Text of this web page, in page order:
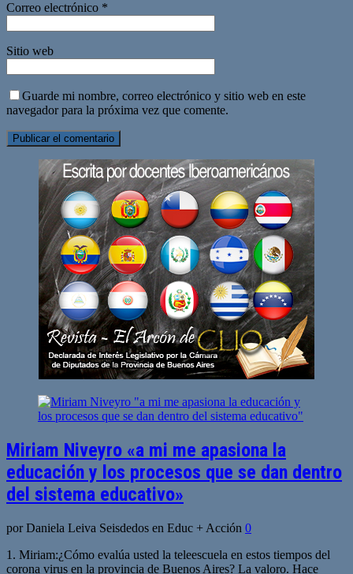
Correo electrónico *
Sitio web
Guarde mi nombre, correo electrónico y sitio web en este
navegador para la próxima vez que comente.
Miriam Niveyro «a mi me apasiona la
educación y los procesos que se dan dentro
del sistema educativo»
por Daniela Leiva Seisdedos en Educ + Acción 0
1. Miriam:¿Cómo evalúa usted la teleescuela en estos tiempos del
corona virus en la provincia de Buenos Aires? La valoro. Hace